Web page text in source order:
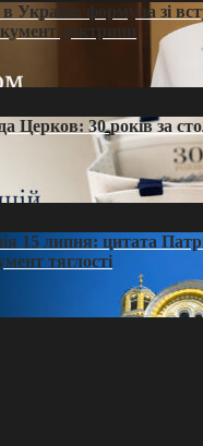
Україні: формула зі
доктрини
Церков: 30 років за
15 липня: цитата
тяглості